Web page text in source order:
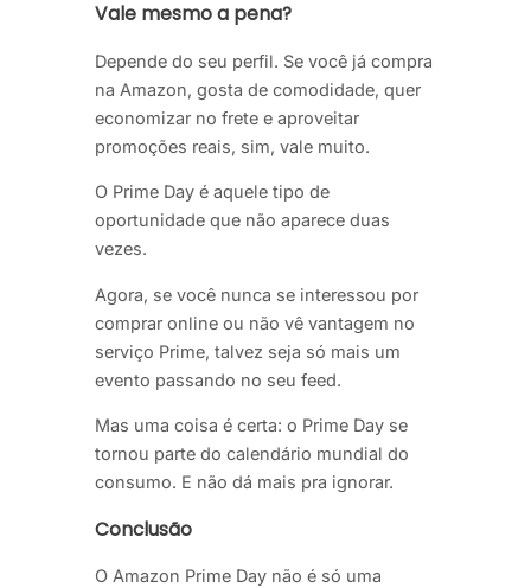
Vale mesmo a pena?
Depende do seu perfil. Se você já compra
na Amazon, gosta de comodidade, quer
economizar no frete e aproveitar
promoções reais, sim, vale muito.
O Prime Day é aquele tipo de
oportunidade que não aparece duas
vezes.
Agora, se você nunca se interessou por
comprar online ou não vê vantagem no
serviço Prime, talvez seja só mais um
evento passando no seu feed.
Mas uma coisa é certa: o Prime Day se
tornou parte do calendário mundial do
consumo. E não dá mais pra ignorar.
Conclusão
O Amazon Prime Day não é só uma